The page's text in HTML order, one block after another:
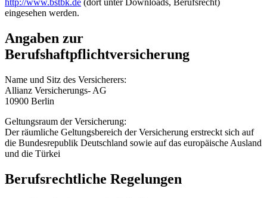
http://www.bstbk.de (dort unter Downloads, Berufsrecht)
eingesehen werden.
Angaben zur
Berufshaftpflichtversicherung
Name und Sitz des Versicherers:
Allianz Versicherungs- AG
10900 Berlin
Geltungsraum der Versicherung:
Der räumliche Geltungsbereich der Versicherung erstreckt sich auf
die Bundesrepublik Deutschland sowie auf das europäische Ausland
und die Türkei
Berufsrechtliche Regelungen